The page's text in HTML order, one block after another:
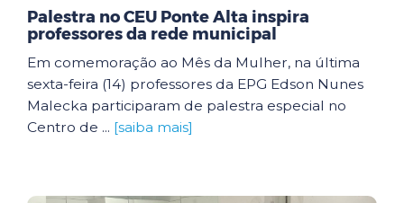
Palestra no CEU Ponte Alta inspira
professores da rede municipal
Em comemoração ao Mês da Mulher, na última
sexta-feira (14) professores da EPG Edson Nunes
Malecka participaram de palestra especial no
Centro de ... [saiba mais]